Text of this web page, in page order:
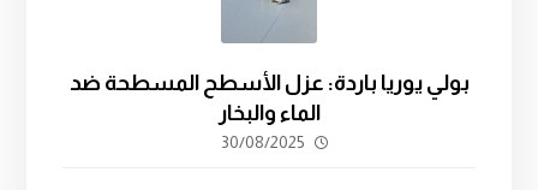
بولي يوريا باردة: عزل الأسطح المسطحة ضد
الماء والبخار
30/08/2025